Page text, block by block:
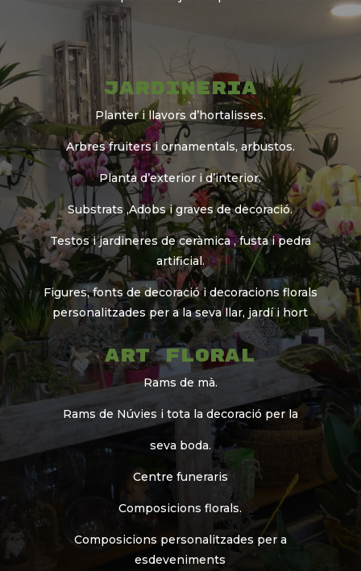
Jardineria
Planter i llavors d’hortalisses.
Arbres fruiters i ornamentals, arbustos.
Planta d’exterior i d’interior.
Substrats ,Adobs i graves de decoració.
Testos i jardineres de ceràmica , fusta i pedra
artificial.
Figures, fonts de decoració i decoracions florals
personalitzades per a la seva llar, jardí i hort
Art Floral
Rams de mà.
Rams de Núvies i tota la decoració per la
seva boda.
Centre funeraris
Composicions florals.
Composicions personalitzades per a
esdeveniments